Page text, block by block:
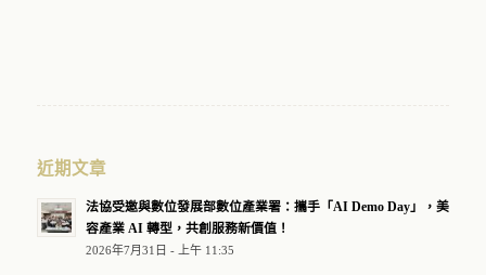
近期文章
法協受邀與數位發展部數位產業署：攜手「AI Demo Day」，美
容產業 AI 轉型，共創服務新價值！
2026年7月31日 - 上午 11:35